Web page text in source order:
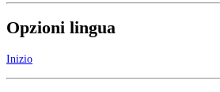
Opzioni lingua
Inizio